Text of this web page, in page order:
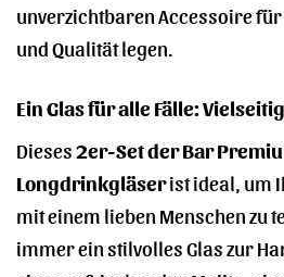
unverzichtbaren Accessoire für
und Qualität legen.
Ein Glas für alle Fälle:
Dieses2er-Set der Bar
Longdrinkgläserist ideal, um
mit einem lieben Menschen zu
immer ein stilvolles Glas zur